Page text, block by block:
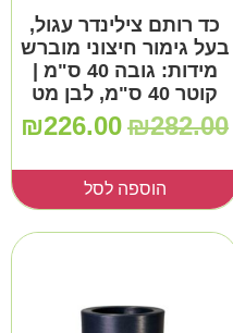
כד רותם צילינדר עגול,
בעל גימור חיצוני מוברש
מידות: גובה 40 ס"מ |
קוטר 40 ס"מ, לבן מט
₪282.00
₪226.00
הוספה לסל